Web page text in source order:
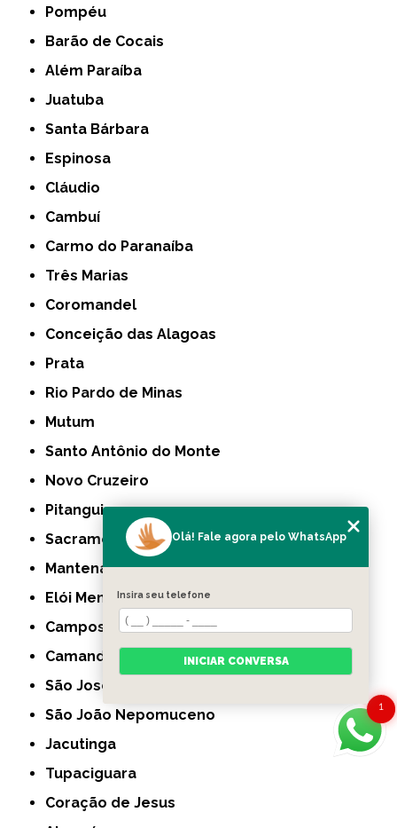
Pompéu
Barão de Cocais
Além Paraíba
Juatuba
Santa Bárbara
Espinosa
Cláudio
Cambuí
Carmo do Paranaíba
Três Marias
Coromandel
Conceição das Alagoas
Prata
Rio Pardo de Minas
Mutum
Santo Antônio do Monte
Novo Cruzeiro
Pitangui
Sacramento
Mantena
Elói Mendes
Campos Gerais
Camanducaia
São José da Lapa
São João Nepomuceno
Jacutinga
Tupaciguara
Coração de Jesus
1
Olá! Fale agora pelo WhatsApp
Insira seu telefone
INICIAR CONVERSA